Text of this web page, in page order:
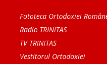
Fototeca Ortodoxiei
Radio TRINITAS
TV TRINITAS
Vestitorul Ortodoxiei